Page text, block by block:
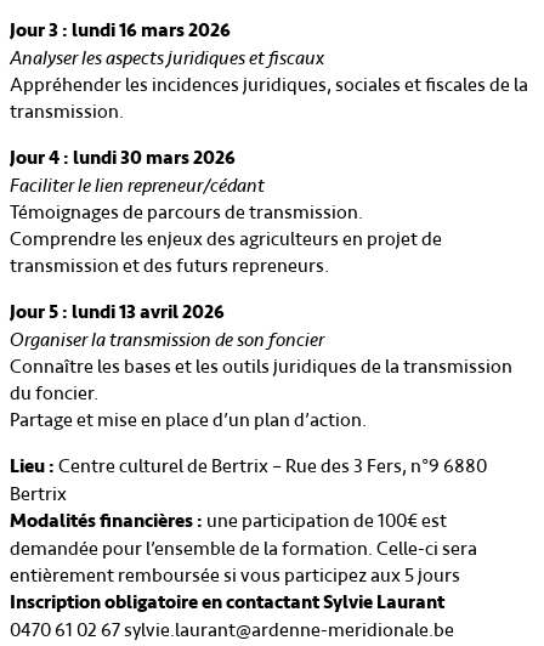
Jour 3 : lundi 16 mars 2026
Analyser les aspects juridiques et fiscaux
Appréhender les incidences juridiques, sociales et fiscales de la
transmission.
Jour 4 : lundi 30 mars 2026
Faciliter le lien repreneur/cédant
Témoignages de parcours de transmission.
Comprendre les enjeux des agriculteurs en projet de
transmission et des futurs repreneurs.
Jour 5 : lundi 13 avril 2026
Organiser la transmission de son foncier
Connaître les bases et les outils juridiques de la transmission
du foncier.
Partage et mise en place d’un plan d’action.
Lieu :Centre culturel de Bertrix – Rue des 3 Fers, n°9 6880
Bertrix
Modalités financières : une participation de 100€ est
demandée pour l’ensemble de la formation. Celle-ci sera
entièrement remboursée si vous participez aux 5 jours
Inscription obligatoire en contactant Sylvie Laurant
0470 61 02 67 sylvie.laurant@ardenne-meridionale.be